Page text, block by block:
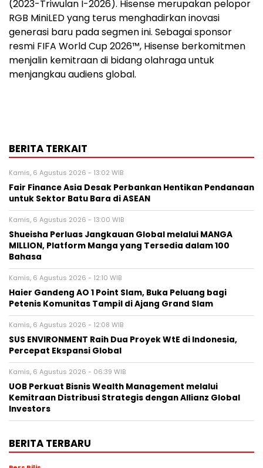
(2023-Triwulan I-2026). Hisense merupakan pelopor
RGB MiniLED yang terus menghadirkan inovasi
generasi baru pada segmen ini. Sebagai sponsor
resmi FIFA World Cup 2026™, Hisense berkomitmen
menjalin kemitraan di bidang olahraga untuk
menjangkau audiens global.
BERITA TERKAIT
Kamis, 6 Agustus 2026 - 13:02 WIB
Fair Finance Asia Desak Perbankan Hentikan Pendanaan
untuk Sektor Batu Bara di ASEAN
Kamis, 6 Agustus 2026 - 13:00 WIB
Shueisha Perluas Jangkauan Global melalui MANGA
MILLION, Platform Manga yang Tersedia dalam 100
Bahasa
Kamis, 6 Agustus 2026 - 12:10 WIB
Haier Gandeng AO 1 Point Slam, Buka Peluang bagi
Petenis Komunitas Tampil di Ajang Grand Slam
Kamis, 6 Agustus 2026 - 12:08 WIB
SUS ENVIRONMENT Raih Dua Proyek WtE di Indonesia,
Percepat Ekspansi Global
Kamis, 6 Agustus 2026 - 06:39 WIB
UOB Perkuat Bisnis Wealth Management melalui
Kemitraan Distribusi Strategis dengan Allianz Global
Investors
BERITA TERBARU